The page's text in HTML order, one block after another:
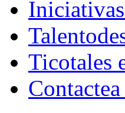
Iniciativas
Talento
Ticotales
Contacte